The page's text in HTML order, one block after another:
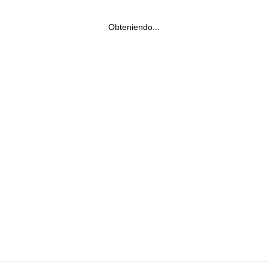
Obteniendo...